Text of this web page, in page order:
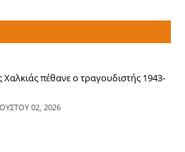
Χαλκιάς πέθανε ο τραγουδιστής 1943-
02, 2026